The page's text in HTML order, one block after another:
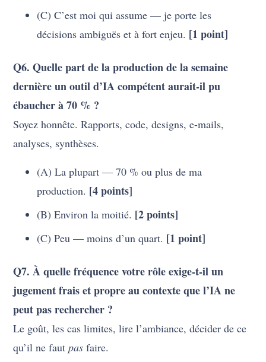
(C) C’est moi qui assume — je porte les
décisions ambiguës et à fort enjeu. [1 point]
Q6. Quelle part de la production de la semaine
dernière un outil d’IA compétent aurait-il pu
ébaucher à 70 % ?
Soyez honnête. Rapports, code, designs, e-mails,
analyses, synthèses.
(A) La plupart — 70 % ou plus de ma
production. [4 points]
(B) Environ la moitié. [2 points]
(C) Peu — moins d’un quart. [1 point]
Q7. À quelle fréquence votre rôle exige-t-il un
jugement frais et propre au contexte que l’IA ne
peut pas rechercher ?
Le goût, les cas limites, lire l’ambiance, décider de ce
qu’il ne fautpas faire.